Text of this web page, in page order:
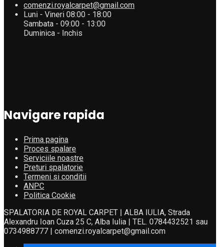
comenzi.royalcarpet@gmail.com
Luni - Vineri 08:00 - 18:00
Sambata - 09:00 - 13:00
Duminica - Inchis
Navigare rapida
Prima pagina
Proces spalare
Serviciile noastre
Preturi spalatorie
Termeni si conditii
ANPC
Politica Cookie
SPALATORIA DE ROYAL CARPET | ALBA IULIA, Strada
Alexandru Ioan Cuza 25 C, Alba Iulia | TEL. 0784432521 sau
0734988777 | comenzi.royalcarpet@gmail.com